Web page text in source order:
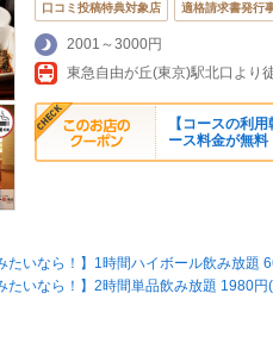
口コミ投稿特典対象店 適格請求書発行
2001～3000円
東急自由が丘(東京)駅北口より
【コースの利
ース料金が無料
たいなら！】1時間ハイボール飲み放題
たいなら！】2時間単品飲み放題 1980円